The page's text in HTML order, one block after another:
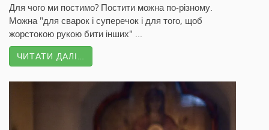
Для чого ми постимо? Постити можна по-різному.
Можна "для сварок і суперечок і для того, щоб
жорстокою рукою бити інших" ...
ЧИТАТИ ДАЛІ…